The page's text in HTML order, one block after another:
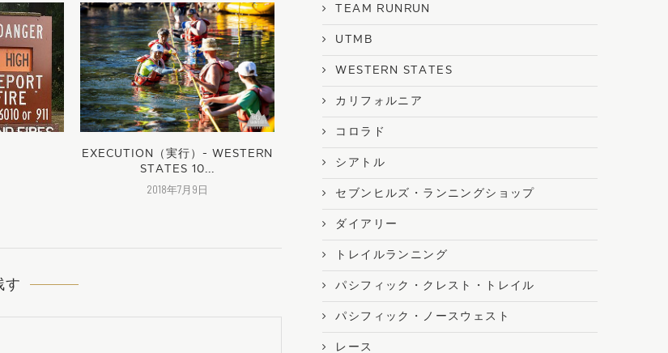
EXECUTION（実行）- WESTERN
STATES 10...
2018年7月9日
す
TEAM RUNRUN
UTMB
WESTERN STATES
カリフォルニア
コロラド
シアトル
セブンヒルズ・ランニングショップ
ダイアリー
トレイルランニング
パシフィック・クレスト・トレイル
パシフィック・ノースウェスト
レース